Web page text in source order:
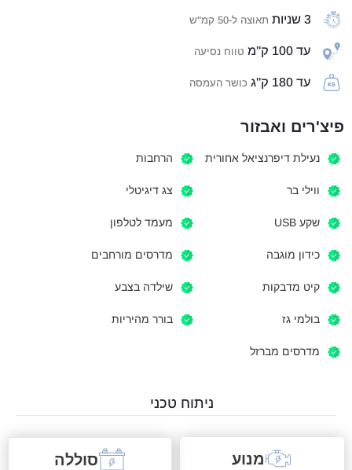
3 שניות תאוצה ל-50 קמ"ש
עד 100 ק"מ טווח נסיעה
עד 180 ק"ג כושר העמסה
פיצ'רים ואבזור
נעילת דיפרנציאל אחורית הרחבות
ווילי בר צג דיגיטלי
שקע USB מעמד לטלפון
כידון מוגבה מדרסים מורחבים
קיט מדבקות שילדה בצבע
בולמי גז בורר מהיריות
מדרסים מברזל
ניתוח טכני
מנוע סוללה